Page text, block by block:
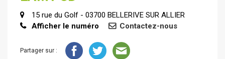
15 rue du Golf - 03700 BELLERIVE SUR ALLIER
Afficher le numéro
Contactez-nous
Partager sur :